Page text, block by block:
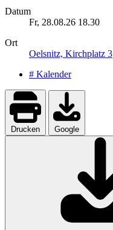
Datum
Fr, 28.08.26 18.30
Ort
Oelsnitz, Kirchplatz 3
# Kalender
Drucken Google